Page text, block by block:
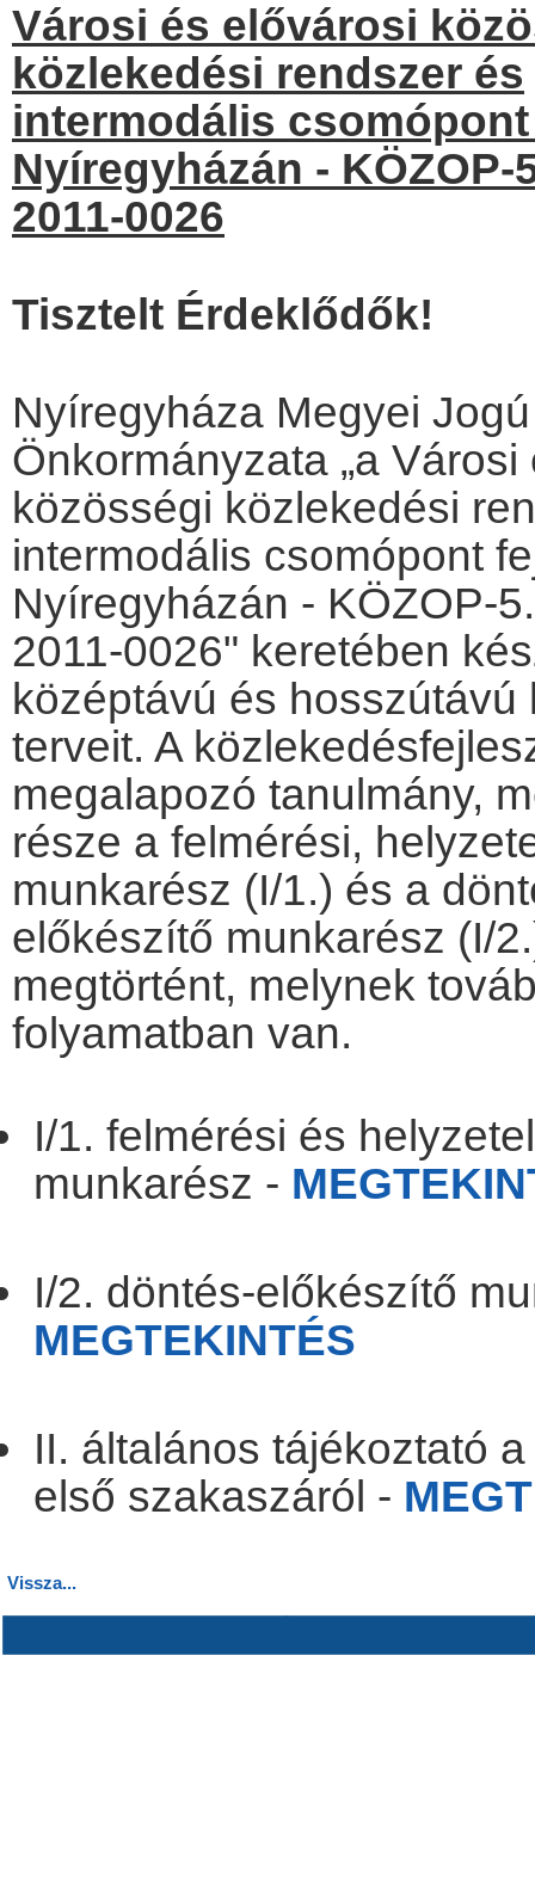
Városi és elővárosi
közlekedési rendszer és
intermodális
Nyíregyházán - KÖZOP-
2011-0026
Tisztelt Érdeklődők!
Nyíregyháza Megyei
Önkormányzata „a
közösségi közlekedési
intermodális csomópont
Nyíregyházán - KÖZOP-
2011-0026" keretében
középtávú és hosszútávú
terveit. A
megalapozó tanulmány,
része a felmérési,
munkarész (I/1.) és a
előkészítő munkarész (I/
megtörtént, melynek
folyamatban van.
I/1. felmérési és
munkarész -
I/2. döntés-előkészítő
MEGTEKINTÉS
II. általános tájékoztató
első szakaszáról -
Vissza...